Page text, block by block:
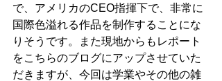
で、アメリカのCEO指揮下で、非常に
国際色溢れる作品を制作することにな
りそうです。また現地からもレポート
をこちらのブログにアップさせていた
だきますが、今回は学業やその他の雑